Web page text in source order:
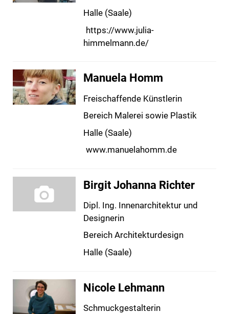
Halle (Saale)
https://www.julia-
himmelmann.de/
Manuela Homm
Freischaffende Künstlerin
Bereich Malerei sowie Plastik
Halle (Saale)
www.manuelahomm.de
Birgit Johanna Richter
Dipl. Ing. Innenarchitektur und
Designerin
Bereich Architekturdesign
Halle (Saale)
Nicole Lehmann
Schmuckgestalterin